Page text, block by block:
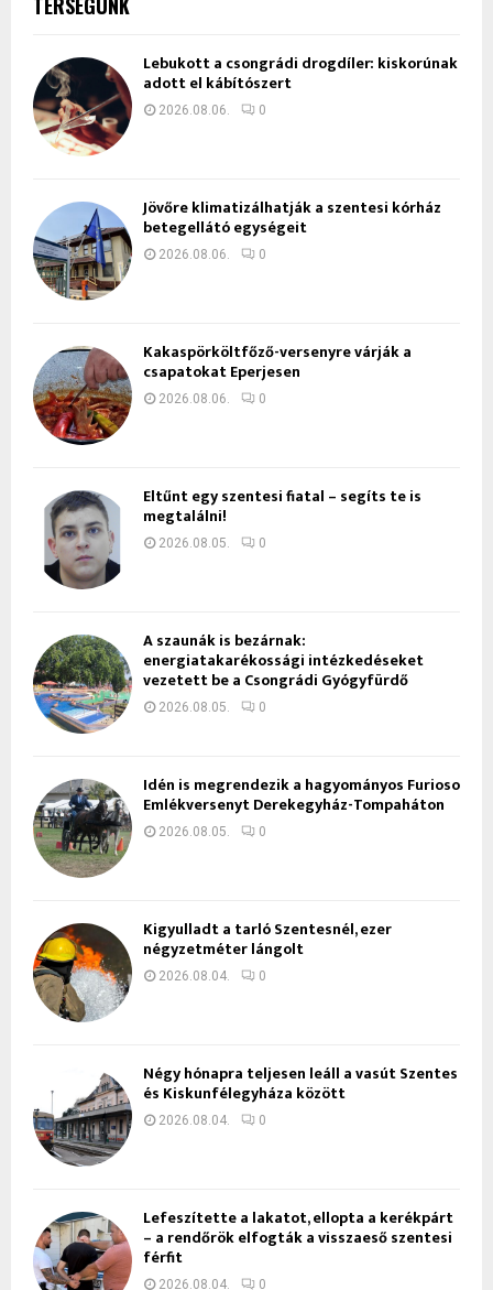
Lebukott a csongrádi drogdíler: kiskorúnak
adott el kábítószert
2026.08.06. 0
Jövőre klimatizálhatják a szentesi kórház
betegellátó egységeit
2026.08.06. 0
Kakaspörköltfőző-versenyre várják a
csapatokat Eperjesen
2026.08.06. 0
Eltűnt egy szentesi fiatal – segíts te is
megtalálni!
2026.08.05. 0
A szaunák is bezárnak:
energiatakarékossági intézkedéseket
vezetett be a Csongrádi Gyógyfürdő
2026.08.05. 0
Idén is megrendezik a hagyományos Furioso
Emlékversenyt Derekegyház-Tompaháton
2026.08.05. 0
Kigyulladt a tarló Szentesnél, ezer
négyzetméter lángolt
2026.08.04. 0
Négy hónapra teljesen leáll a vasút Szentes
és Kiskunfélegyháza között
2026.08.04. 0
Lefeszítette a lakatot, ellopta a kerékpárt
– a rendőrök elfogták a visszaeső szentesi
férfit
2026.08.04. 0